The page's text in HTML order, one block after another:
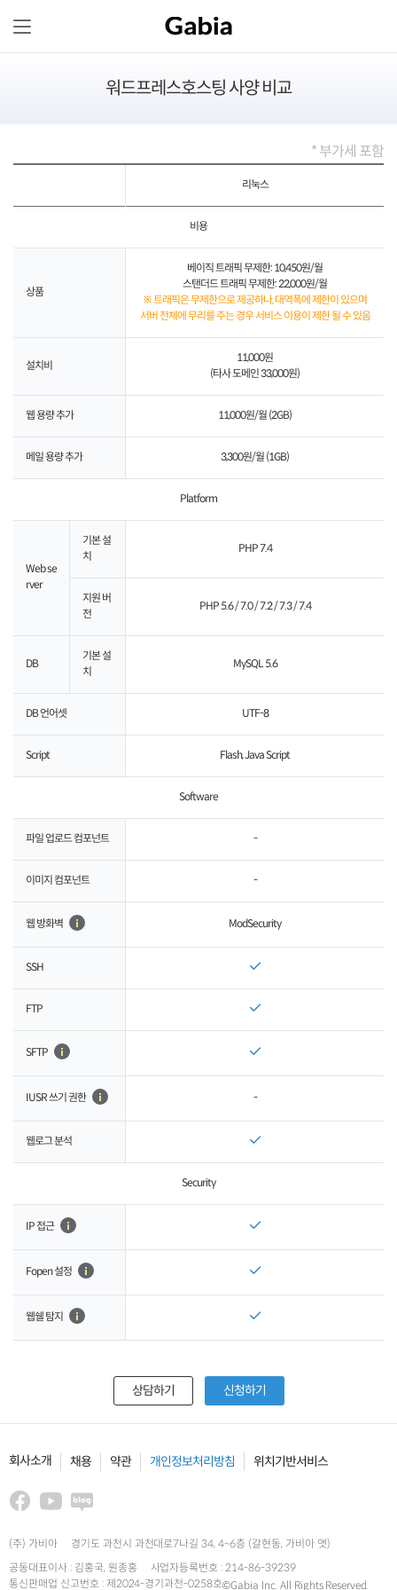
워드프레스호스팅 사양 비교
* 부가세 포함
리눅스
비용
상품
베이직 트래픽 무제한: 10,450원/월
스탠더드 트래픽 무제한: 22,000원/월
※ 트래픽은 무제한으로 제공하나, 대역폭에 제한이 있으며
서버 전체에 무리를 주는 경우 서비스 이용이 제한 될 수 있음
설치비
11,000원
(타사 도메인 33,000원)
웹 용량 추가 11,000원/월 (2GB)
메일 용량 추가 3,300원/월 (1GB)
Platform
Web se
rver
기본 설
치
PHP 7.4
지원 버
전
PHP 5.6 / 7.0 / 7.2 / 7.3 / 7.4
DB
기본 설
치
MySQL 5.6
DB 언어셋 UTF-8
Script Flash, Java Script
Software
파일 업로드 컴포넌트 -
이미지 컴포넌트 -
웹 방화벽 ModSecurity
SSH
FTP
SFTP
IUSR 쓰기 권한 -
웹로그 분석
Security
IP 접근
Fopen 설정
웹쉘 탐지
상담하기 신청하기
회사소개 채용 약관 개인정보처리방침 위치기반서비스
(주) 가비아
경기도 과천시 과천대로7나길 34, 4~6층 (갈현동, 가비아 앳)
공동대표이사 : 김홍국, 원종홍
사업자등록번호 : 214-86-39239
통신판매업 신고번호 : 제2024-경기과천-0258호©Gabia Inc. All Rights Reserved.